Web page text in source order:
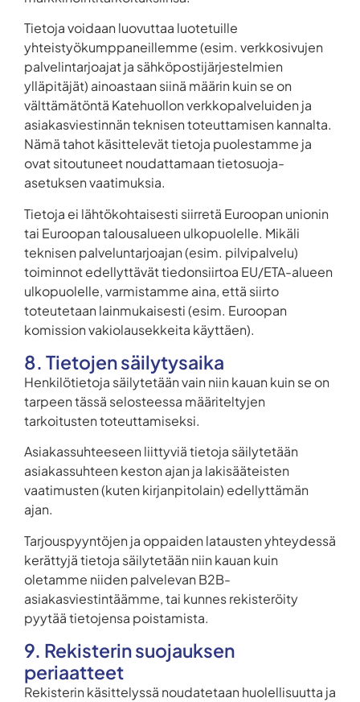
Tietoja voidaan luovuttaa luotetuille
yhteistyökumppaneillemme (esim. verkkosivujen
palvelintarjoajat ja sähköpostijärjestelmien
ylläpitäjät) ainoastaan siinä määrin kuin se on
välttämätöntä Katehuollon verkkopalveluiden ja
asiakasviestinnän teknisen toteuttamisen kannalta.
Nämä tahot käsittelevät tietoja puolestamme ja
ovat sitoutuneet noudattamaan tietosuoja-
asetuksen vaatimuksia.
Tietoja ei lähtökohtaisesti siirretä Euroopan unionin
tai Euroopan talousalueen ulkopuolelle. Mikäli
teknisen palveluntarjoajan (esim. pilvipalvelu)
toiminnot edellyttävät tiedonsiirtoa EU/ETA-alueen
ulkopuolelle, varmistamme aina, että siirto
toteutetaan lainmukaisesti (esim. Euroopan
komission vakiolausekkeita käyttäen).
8. Tietojen säilytysaika
Henkilötietoja säilytetään vain niin kauan kuin se on
tarpeen tässä selosteessa määriteltyjen
tarkoitusten toteuttamiseksi.
Asiakassuhteeseen liittyviä tietoja säilytetään
asiakassuhteen keston ajan ja lakisääteisten
vaatimusten (kuten kirjanpitolain) edellyttämän
ajan.
Tarjouspyyntöjen ja oppaiden latausten yhteydessä
kerättyjä tietoja säilytetään niin kauan kuin
oletamme niiden palvelevan B2B-
asiakasviestintäämme, tai kunnes rekisteröity
pyytää tietojensa poistamista.
9. Rekisterin suojauksen
periaatteet
Rekisterin käsittelyssä noudatetaan huolellisuutta ja